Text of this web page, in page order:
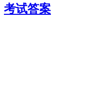
考试答案